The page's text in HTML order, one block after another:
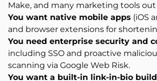
Make, and many marketing tools
You want native mobile apps (iOS
and browser extensions for
You need enterprise security and
including SSO and proactive
scanning via Google Web Risk.
You want a built-in link-in-bio